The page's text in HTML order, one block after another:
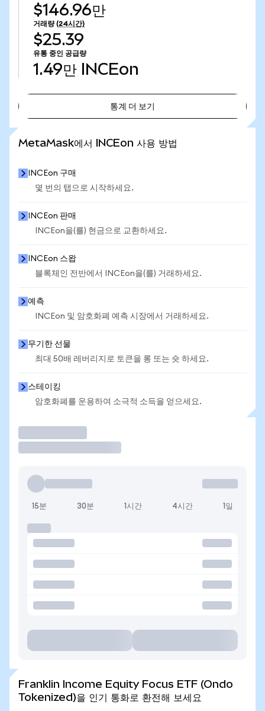
$146.96만
거래량 (24시간)
$25.39
유통 중인 공급량
1.49만 INCEon
통계 더 보기
MetaMask에서 INCEon 사용 방법
INCEon 구매
몇 번의 탭으로 시작하세요.
INCEon 판매
INCEon을(를) 현금으로 교환하세요.
INCEon 스왑
블록체인 전반에서 INCEon을(를) 거래하세요.
예측
INCEon 및 암호화폐 예측 시장에서 거래하세요.
무기한 선물
최대 50배 레버리지로 토큰을 롱 또는 숏 하세요.
스테이킹
암호화폐를 운용하여 소극적 소득을 얻으세요.
15분 30분 1시간 4시간 1일
Franklin Income Equity Focus ETF (Ondo
Tokenized)을 인기 통화로 환전해 보세요